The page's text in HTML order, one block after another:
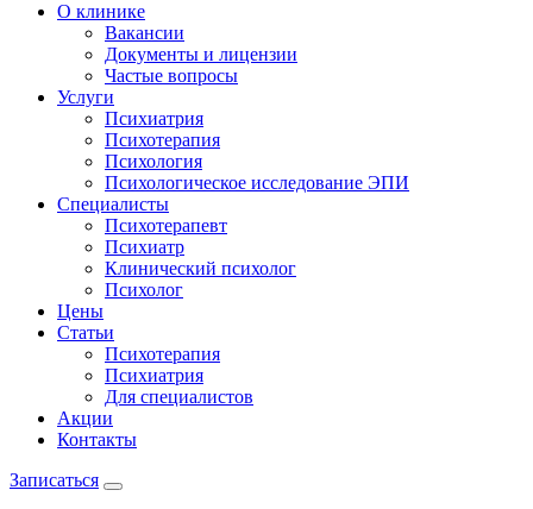
О клинике
Вакансии
Документы и лицензии
Частые вопросы
Услуги
Психиатрия
Психотерапия
Психология
Психологическое исследование ЭПИ
Специалисты
Психотерапевт
Психиатр
Клинический психолог
Психолог
Цены
Статьи
Психотерапия
Психиатрия
Для специалистов
Акции
Контакты
Записаться